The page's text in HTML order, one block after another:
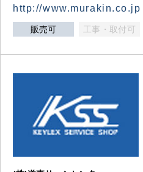
http://www.murakin.co.jp
販売可 工事・取付可